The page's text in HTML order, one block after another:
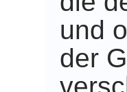
und
der